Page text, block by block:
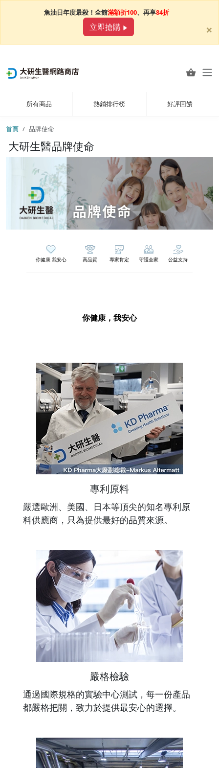
魚油日年度最殺！全館滿額折100、再享84折
立即搶購 ×
所有商品 熱銷排行榜 好評回饋
首頁 品牌使命
大研生醫品牌使命
你健康 我安心 高品質 專家肯定 守護全家 公益支持
你健康，我安心
專利原料
嚴選歐洲、美國、日本等頂尖的知名專利原
料供應商，只為提供最好的品質來源。
嚴格檢驗
通過國際規格的實驗中心測試，每一份產品
都嚴格把關，致力於提供最安心的選擇。